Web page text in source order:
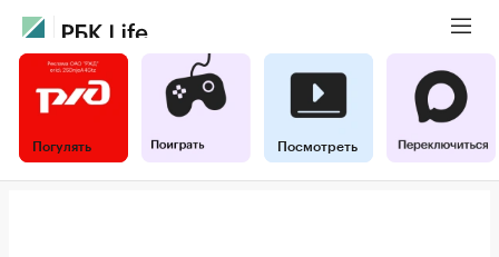
Погулять Посмотреть